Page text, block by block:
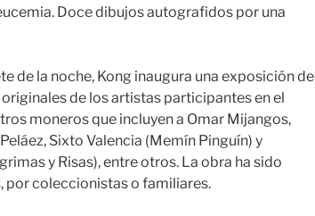
Doce dibujos autografidos por una
de la noche, Kong inaugura una exposición de
de los artistas participantes en el
moneros que incluyen a Omar Mijangos,
Sixto Valencia (Memín Pinguín) y
y Risas), entre otros. La obra ha sido
por coleccionistas o familiares.